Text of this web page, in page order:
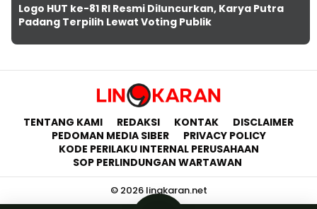
Logo HUT ke-81 RI Resmi Diluncurkan, Karya Putra
Padang Terpilih Lewat Voting Publik
TENTANG KAMI REDAKSI KONTAK
DISCLAIMER
PEDOMAN MEDIA SIBER
PRIVACY POLICY
KODE PERILAKU INTERNAL PERUSAHAAN
SOP PERLINDUNGAN WARTAWAN
© 2026 lingkaran.net